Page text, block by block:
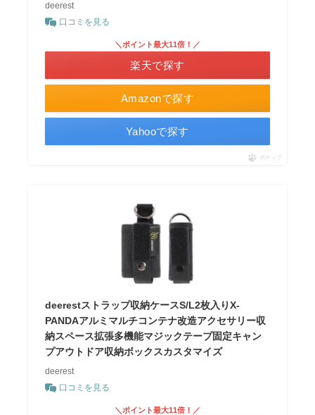
deerest
口コミを見る
Amazonで探す
＼ポイント最大11倍！／
楽天で探す
Yahooで探す
ポチップ
deerestストラップ収納ケースS/L2枚入りX-
PANDAアルミマルチコンテナ改造アクセサリー収
納スペース拡張多機能マジックテープ固定キャン
プアウトドア収納ボックスカスタマイズ
deerest
口コミを見る
＼ポイント最大11倍！／